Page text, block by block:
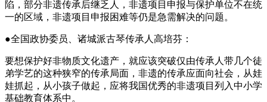
陷，部分非遗传承后继乏人，非遗项目申报与保护单位不在统
一的区域，非遗项目申报困难等仍是急需解决的问题。
●全国政协委员、诸城派古琴传承人高培芬：
要想保护好非物质文化遗产，就应该突破仅由传承人带几个徒
弟学艺的这种狭窄的传承局面，非遗的传承应面向社会，从娃
娃抓起，从小孩子做起，应将我国优秀的非遗项目列入中小学
基础教育体系中。